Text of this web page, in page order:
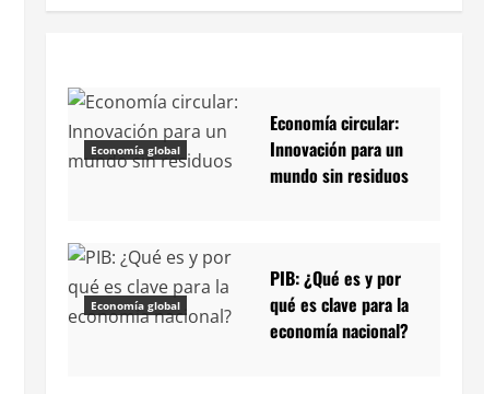
Economía global
Economía circular:
Innovación para un
mundo sin residuos
Economía global
PIB: ¿Qué es y por
qué es clave para la
economía nacional?